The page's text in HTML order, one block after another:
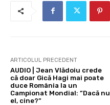
ARTICOLUL PRECEDENT
AUDIO | Jean Vlădoiu crede
că doar Gică Hagi mai poate
duce România la un
Campionat Mondial: ”Dacă nu
el, cine?”